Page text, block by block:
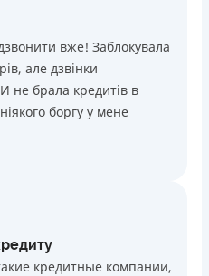
вже! Заблокувала
але дзвінки
не брала кредитів в
боргу у мене
кредитные компании,